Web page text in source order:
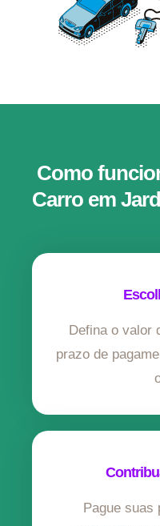
Como
Carro em
Defina o valor
prazo de
Pague suas